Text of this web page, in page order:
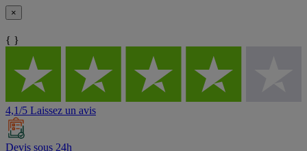
×
{ }
4,1/5 Laissez un avis
Devis sous 24h